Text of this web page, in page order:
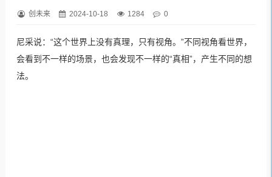
创未来 2024-10-18 1284 0
尼采说：“这个世界上没有真理，只有视角。”不同视角看世界，
会看到不一样的场景，也会发现不一样的“真相”，产生不同的想
法。